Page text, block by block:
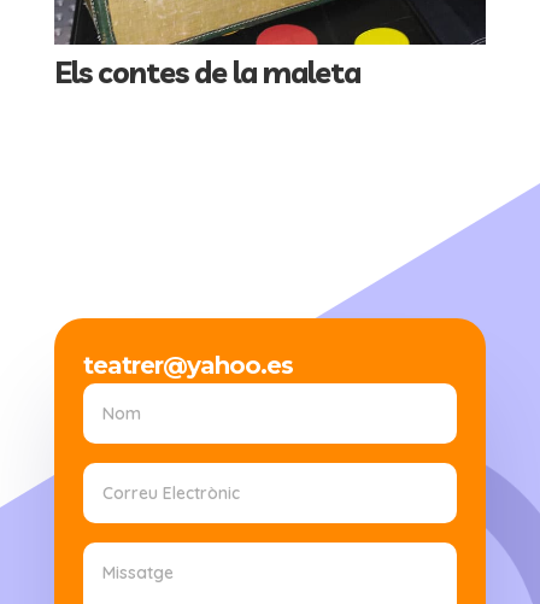
Els contes de la maleta
teatrer@yahoo.es